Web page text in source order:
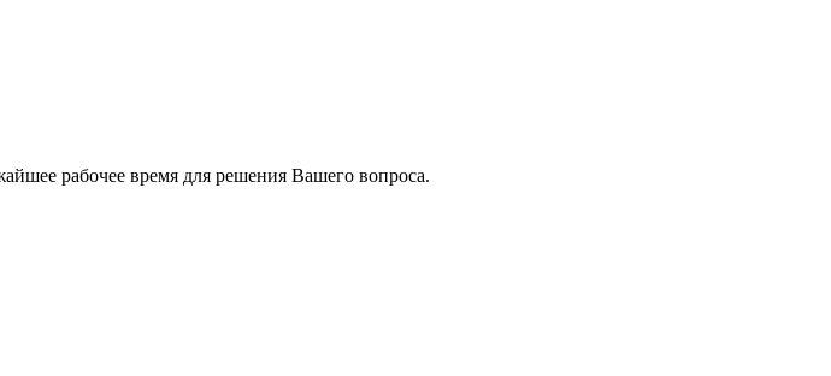
рабочее время для решения Вашего вопроса.